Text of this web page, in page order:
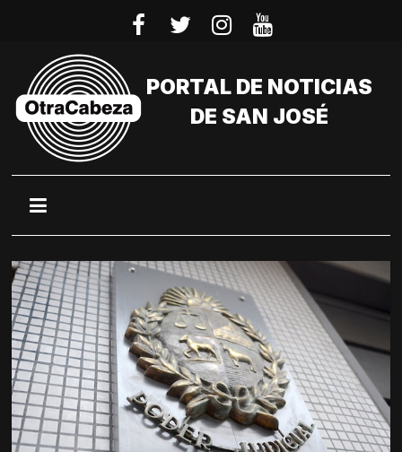
PORTAL DE NOTICIAS
DE SAN JOSÉ